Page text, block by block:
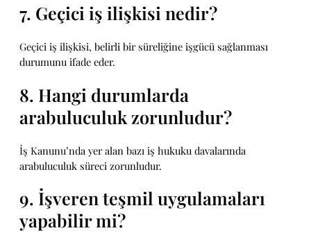
7. Geçici iş ilişkisi nedir?
Geçici iş ilişkisi, belirli bir süreliğine işgücü sağlanması
durumunu ifade eder.
8. Hangi durumlarda
arabuluculuk zorunludur?
İş Kanunu’nda yer alan bazı iş hukuku davalarında
arabuluculuk süreci zorunludur.
9. İşveren teşmil uygulamaları
yapabilir mi?